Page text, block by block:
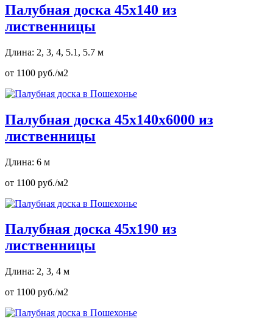
Палубная доска 45х140 из
лиственницы
Длина: 2, 3, 4, 5.1, 5.7 м
от 1100 руб./м2
Палубная доска 45х140х6000 из
лиственницы
Длина: 6 м
от 1100 руб./м2
Палубная доска 45х190 из
лиственницы
Длина: 2, 3, 4 м
от 1100 руб./м2